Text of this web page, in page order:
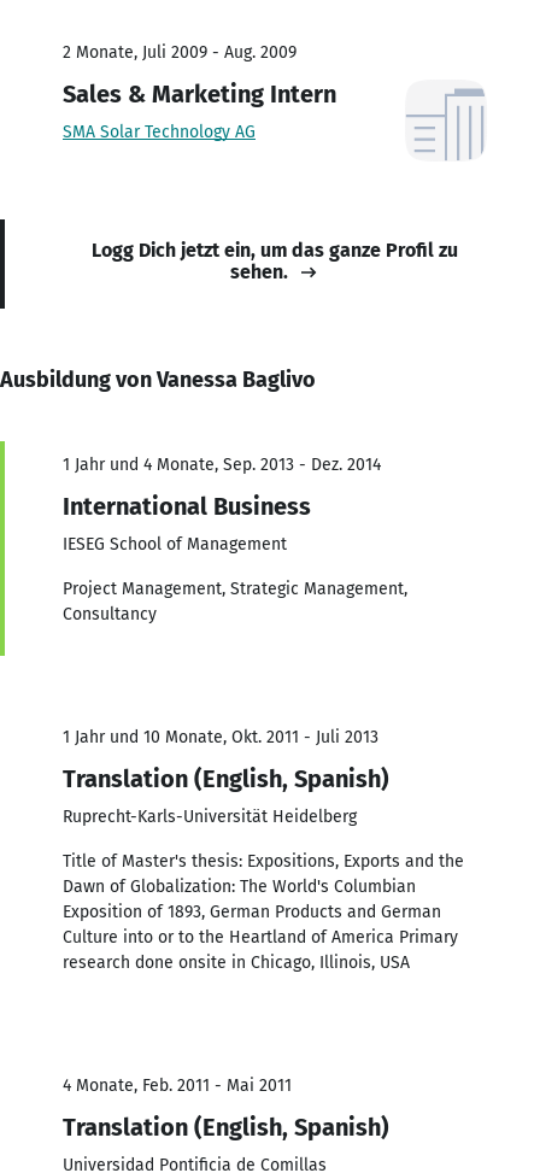
2 Monate, Juli 2009 - Aug. 2009
Sales & Marketing Intern
SMA Solar Technology AG
Logg Dich jetzt ein, um das ganze Profil zu
sehen.
Ausbildung von Vanessa Baglivo
1 Jahr und 4 Monate, Sep. 2013 - Dez. 2014
International Business
IESEG School of Management
Project Management, Strategic Management,
Consultancy
1 Jahr und 10 Monate, Okt. 2011 - Juli 2013
Translation (English, Spanish)
Ruprecht-Karls-Universität Heidelberg
Title of Master's thesis: Expositions, Exports and the
Dawn of Globalization: The World's Columbian
Exposition of 1893, German Products and German
Culture into or to the Heartland of America Primary
research done onsite in Chicago, Illinois, USA
4 Monate, Feb. 2011 - Mai 2011
Translation (English, Spanish)
Universidad Pontificia de Comillas